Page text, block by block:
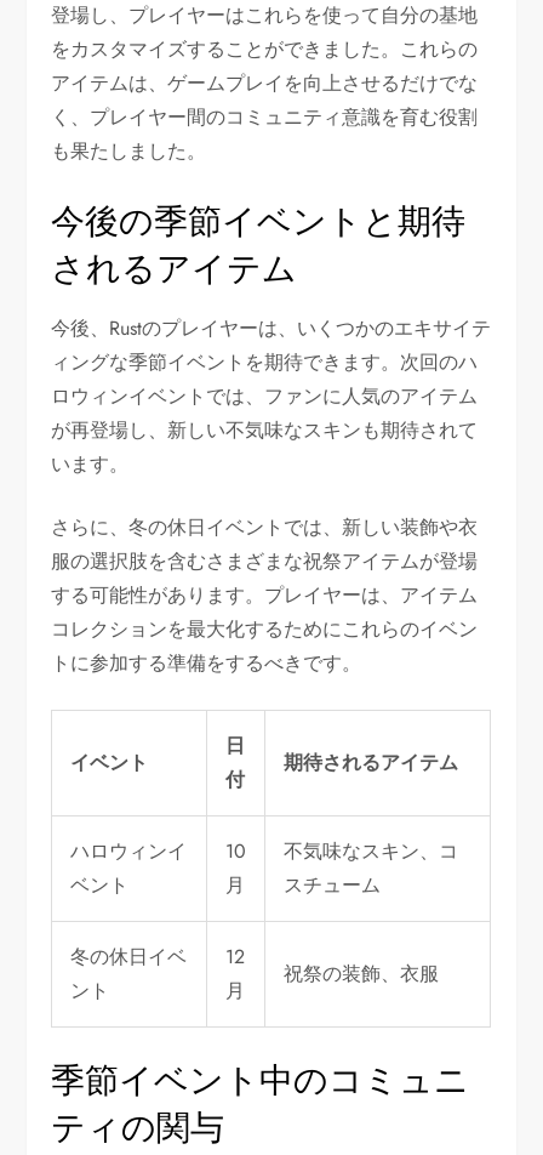
登場し、プレイヤーはこれらを使って自分の基地
をカスタマイズすることができました。これらの
アイテムは、ゲームプレイを向上させるだけでな
く、プレイヤー間のコミュニティ意識を育む役割
も果たしました。
今後の季節イベントと期待
されるアイテム
今後、Rustのプレイヤーは、いくつかのエキサイテ
ィングな季節イベントを期待できます。次回のハ
ロウィンイベントでは、ファンに人気のアイテム
が再登場し、新しい不気味なスキンも期待されて
います。
さらに、冬の休日イベントでは、新しい装飾や衣
服の選択肢を含むさまざまな祝祭アイテムが登場
する可能性があります。プレイヤーは、アイテム
コレクションを最大化するためにこれらのイベン
トに参加する準備をするべきです。
イベント
日
付
期待されるアイテム
ハロウィンイ
ベント
10
月
不気味なスキン、コ
スチューム
冬の休日イベ
ント
12
月
祝祭の装飾、衣服
季節イベント中のコミュニ
ティの関与